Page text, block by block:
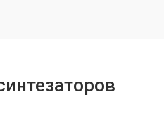
от 1500 ₽ Заказать